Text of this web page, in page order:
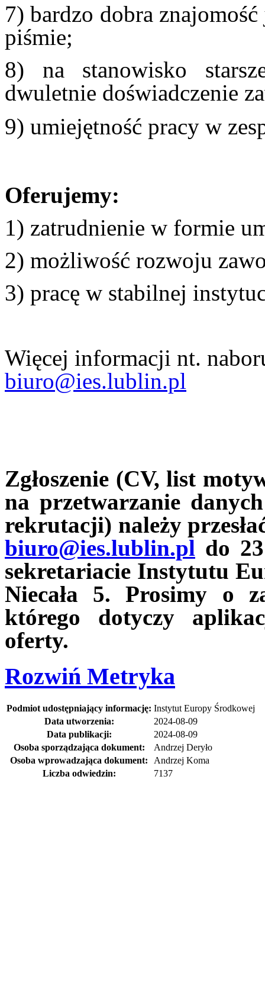
7) bardzo dobra
piśmie;
8) na stanowisko
dwuletnie doświadczenie
9) umiejętność pracy w
Oferujemy:
1) zatrudnienie w formie
2) możliwość rozwoju
3) pracę w stabilnej
Więcej informacji nt.
biuro@ies.lublin.pl
Zgłoszenie (CV, list
na przetwarzanie
rekrutacji) należy
biuro@ies.lublin.pl do
sekretariacie Instytutu
Niecała 5. Prosimy o
którego dotyczy
oferty.
Rozwiń Metryka
Podmiot udostępniający informację: Instytut Europy Środkowej
Data utworzenia:
2024-08-09
Data publikacji:
2024-08-09
Osoba sporządzająca dokument:
Andrzej Deryło
Osoba wprowadzająca dokument:
Andrzej Koma
Liczba odwiedzin:
7137